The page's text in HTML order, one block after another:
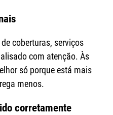
coberturas, serviços
com atenção. Às
só porque está mais
menos.
corretamente